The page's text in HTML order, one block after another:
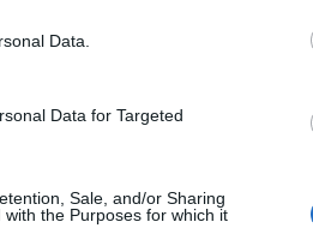
Data.
Data for Targeted
Sale, and/or Sharing
the Purposes for which it
προσόν. Θα είναι
», είπε ειδικότερα και
ιδεολογική που θα